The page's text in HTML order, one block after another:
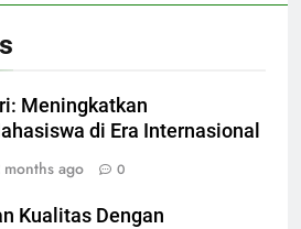
Meningkatkan
di Era Internasional
months ago 0
Kualitas Dengan